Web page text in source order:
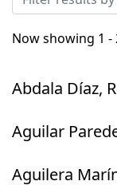
Now showing 1 -
Abdala Díaz,
Aguilar
Aguilera